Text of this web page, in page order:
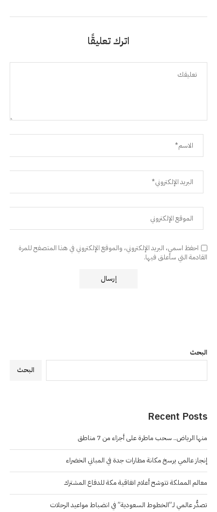
اترك تعليقًا
احفظ اسمي، البريد الإلكتروني، والموقع الإلكتروني في هذا المتصفح للمرة
القادمة التي سأعلق فيها.
البحث
البحث
Recent Posts
منها الرياض.. سحب ماطرة على أجزاء من 7 مناطق
إنجاز عالمي يرسخ مكانة مطارات جدة في المباني الخضراء
معالم المملكة تتوشح أعلام اتفاقية مكة للدفاع المشترك
تصدُّر عالمي لـ”الخطوط السعودية” في انضباط مواعيد الرحلات